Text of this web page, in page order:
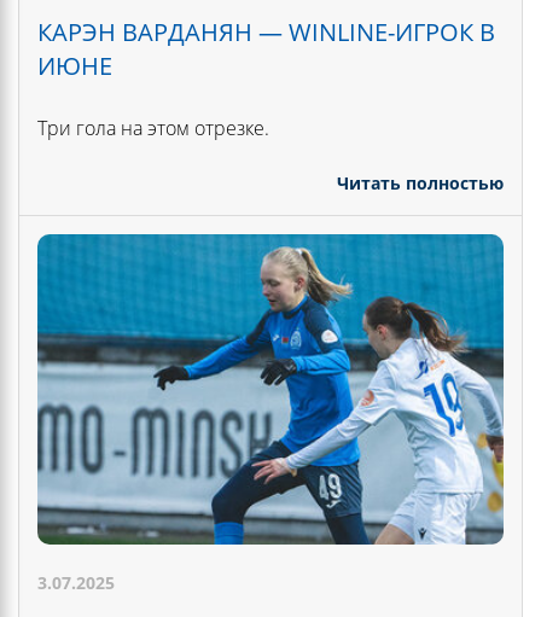
КАРЭН ВАРДАНЯН — WINLINE-ИГРОК В
ИЮНЕ
Три гола на этом отрезке.
Читать полностью
3.07.2025